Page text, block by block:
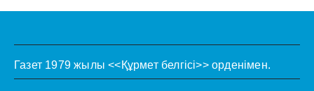
Газет 1979 жылы <<Құрмет белгісі>> орденімен.